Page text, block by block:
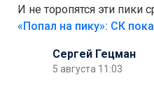
И не торопятся эти пики
Сергей Гецман
5 августа 11:03